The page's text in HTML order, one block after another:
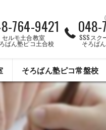
764-9421
セルモ土合教室
ばん塾ピコ土合校
048-
SSSスク
そろば
そろばん塾ピコ常盤校